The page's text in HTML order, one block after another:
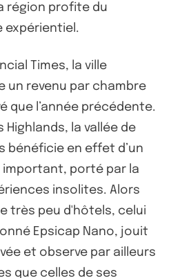
région profite du
expérientiel.
Times, la ville
un revenu par chambre
que l’année précédente.
la vallée de
bénéficie en effet d’un
porté par la
insolites. Alors
très peu d'hôtels, celui
Epsicap Nano, jouit
et observe par ailleurs
que celles de ses